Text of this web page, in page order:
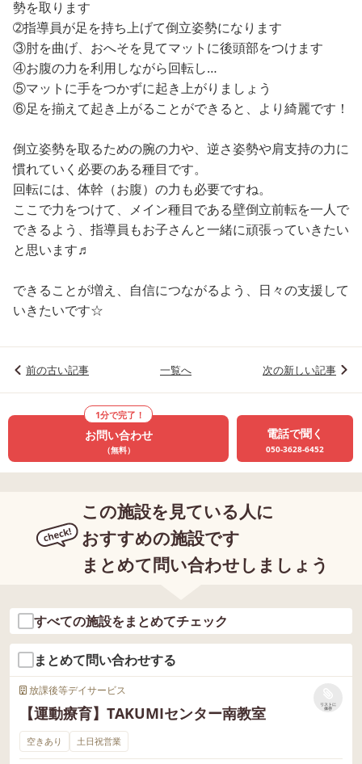
勢を取ります
➁指導員が足を持ち上げて倒立姿勢になります
③肘を曲げ、おへそを見てマットに後頭部をつけます
④お腹の力を利用しながら回転し…
⑤マットに手をつかずに起き上がりましょう
⑥足を揃えて起き上がることができると、より綺麗です！
倒立姿勢を取るための腕の力や、逆さ姿勢や肩支持の力に
慣れていく必要のある種目です。
回転には、体幹（お腹）の力も必要ですね。
ここで力をつけて、メイン種目である壁倒立前転を一人で
できるよう、指導員もお子さんと一緒に頑張っていきたい
と思います♬
できることが増え、自信につながるよう、日々の支援して
いきたいです☆
前の古い記事 一覧へ 次の新しい記事
1分で完了！
お問い合わせ
（無料）
電話で聞く
050-3628-6452
この施設を見ている人に
おすすめの施設です
まとめて問い合わせしましょう
すべての施設をまとめてチェック
まとめて問い合わせする
放課後等デイサービス
【運動療育】TAKUMIセンター南教室
リストに
保存
空きあり 土日祝営業